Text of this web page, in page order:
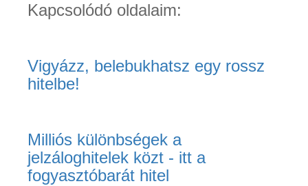
Kapcsolódó oldalaim:
Vigyázz, belebukhatsz egy rossz
hitelbe!
Milliós különbségek a
jelzáloghitelek közt - itt a
fogyasztóbarát hitel